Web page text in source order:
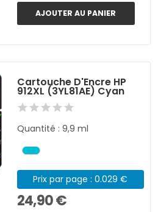
AJOUTER AU PANIER
Cartouche D'Encre HP
912XL (3YL81AE) Cyan
Quantité : 9,9 ml
Prix par page : 0.029 €
24,90 €